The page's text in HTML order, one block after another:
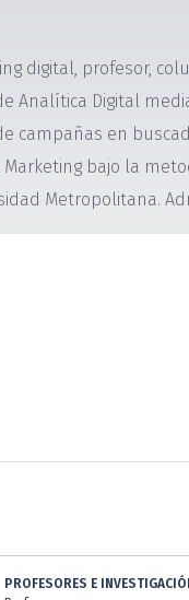
digital, profesor,
Analítica Digital
campañas en
bajo la
Metropolitana.
PROFESORES E